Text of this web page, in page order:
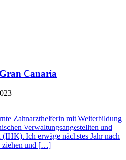
Canaria
Zahnarzthelferin mit Weiterbildung
Verwaltungsangestellten und
(IHK). Ich erwäge nächstes Jahr nach
ziehen und […]